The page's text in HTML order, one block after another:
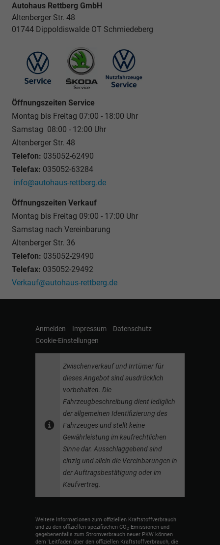
Autohaus Rettberg GmbH
Altenberger Str. 48
01744 Dippoldiswalde OT Schmiedeberg
Öffnungszeiten Service
Montag bis Freitag 07:00 - 18:00 Uhr
Samstag 08:00 - 12:00 Uhr
Altenberger Str. 48
Telefon: 035052-62490
Telefax: 035052-63284
info@autohaus-rettberg.de
Öffnungszeiten Verkauf
Montag bis Freitag 09:00 - 17:00 Uhr
Samstag nach Vereinbarung
Altenberger Str. 36
Telefon: 035052-29490
Telefax: 035052-29492
Verkauf@autohaus-rettberg.de
Anmelden Impressum
Datenschutz
Cookie-Einstellungen
Zwischenverkauf und Irrtümer für
dieses Angebot sind ausdrücklich
vorbehalten. Die
Fahrzeugbeschreibung dient lediglich
der allgemeinen Identifizierung des
Fahrzeuges und stellt keine
Gewährleistung im kaufrechtlichen
Sinne dar. Ausschlaggebend sind
einzig und allein die Vereinbarungen in
der Auftragsbestätigung oder im
Kaufvertrag.
Weitere Informationen zum offiziellen Kraftstoffverbrauch
und zu den offiziellen spezifischen CO2-Emissionen und
gegebenenfalls zum Stromverbrauch neuer PKW können
dem 'Leitfaden über den offiziellen Kraftstoffverbrauch, die